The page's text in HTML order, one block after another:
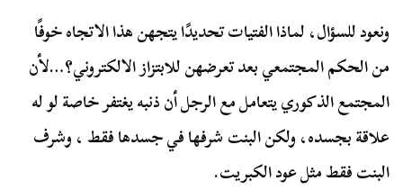
ونعود للسؤال، لماذا الفتيات تحديدًا يتجهن هذا الاتجاه خوفًا
من الحكم المجتمعي بعد تعرضهن للابتزاز الالكتروني؟…لأن
المجتمع الذكوري يتعامل مع الرجل أن ذنبه يغتفر خاصة لو له
علاقة بجسده، ولكن البنت شرفها في جسدها فقط ، وشرف
البنت فقط مثل عود الكبريت.